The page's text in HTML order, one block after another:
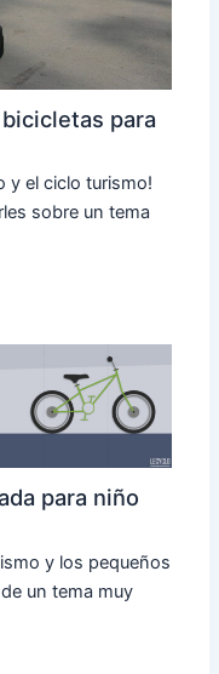
para
y el ciclo turismo!
sobre un tema
para niño
y los pequeños
un tema muy